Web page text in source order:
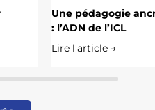
Une pédagogie
: l’ADN de l’ICL
Lire l'article →